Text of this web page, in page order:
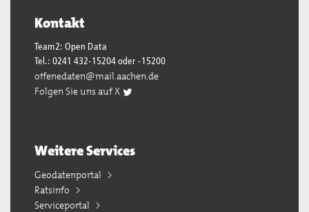
Kontakt
Team2: Open Data
Tel.: 0241 432-15204 oder -15200
offenedaten@mail.aachen.de
Folgen Sie uns auf X
Weitere Services
Geodatenportal
Ratsinfo
Serviceportal